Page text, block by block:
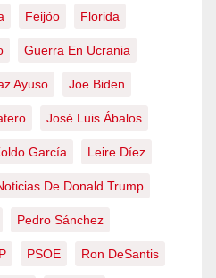
Feijóo Florida
Guerra En Ucrania
Ayuso Joe Biden
José Luis Ábalos
García Leire Díez
De Donald Trump
Pedro Sánchez
PSOE Ron DeSantis